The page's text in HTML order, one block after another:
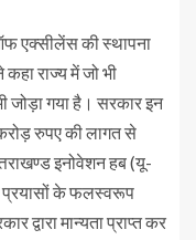
एक्सीलेंस की स्थापना
राज्य में जो भी
जोड़ा गया है। सरकार इन
रुपए की लागत से
इनोवेशन हब (यू-
प्रयासों के फलस्वरूप
द्वारा मान्यता प्राप्त कर